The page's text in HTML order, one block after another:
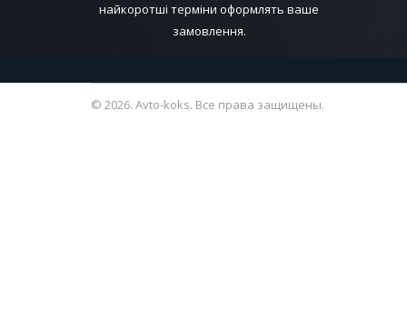
найкоротші терміни оформлять ваше
замовлення.
© 2026. Avto-koks. Все права защищены.